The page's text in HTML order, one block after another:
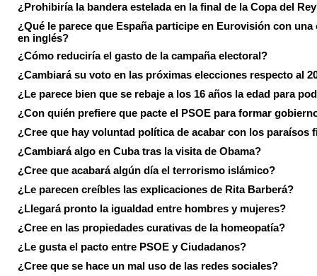
¿Prohibiría la bandera estelada en la final de la Copa del
¿Qué le parece que España participe en Eurovisión con una
en inglés?
¿Cómo reduciría el gasto de la campaña electoral?
¿Cambiará su voto en las próximas elecciones respecto al
¿Le parece bien que se rebaje a los 16 años la edad para
¿Con quién prefiere que pacte el PSOE para formar
¿Cree que hay voluntad política de acabar con los paraísos
¿Cambiará algo en Cuba tras la visita de Obama?
¿Cree que acabará algún día el terrorismo islámico?
¿Le parecen creíbles las explicaciones de Rita Barberá?
¿Llegará pronto la igualdad entre hombres y mujeres?
¿Cree en las propiedades curativas de la homeopatía?
¿Le gusta el pacto entre PSOE y Ciudadanos?
¿Cree que se hace un mal uso de las redes sociales?